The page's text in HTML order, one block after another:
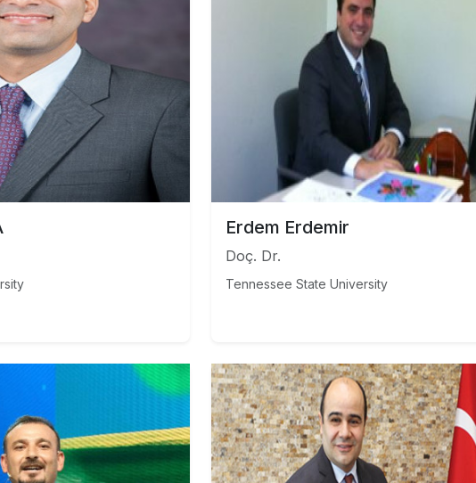
Erdem Erdemir
Doç. Dr.
Tennessee State University